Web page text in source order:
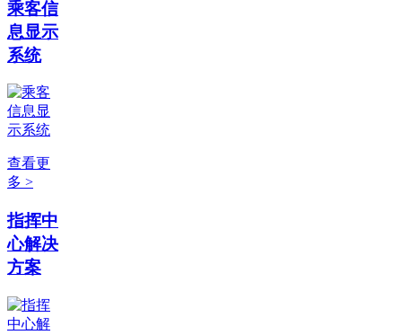
乘客信
息显示
系统
查看更
多 >
指挥中
心解决
方案